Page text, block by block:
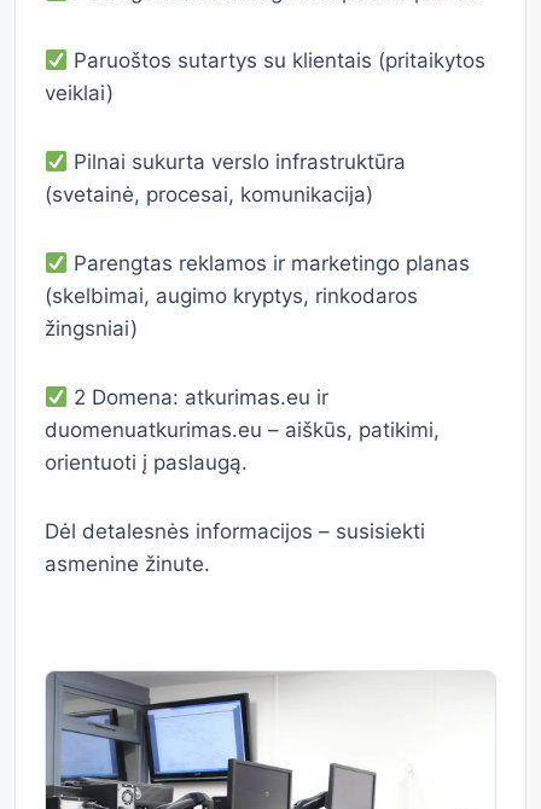
Paruoštos sutartys su klientais (pritaikytos
veiklai)
Pilnai sukurta verslo infrastruktūra
(svetainė, procesai, komunikacija)
Parengtas reklamos ir marketingo planas
(skelbimai, augimo kryptys, rinkodaros
žingsniai)
2 Domena: atkurimas.eu ir
duomenuatkurimas.eu – aiškūs, patikimi,
orientuoti į paslaugą.
Dėl detalesnės informacijos – susisiekti
asmenine žinute.